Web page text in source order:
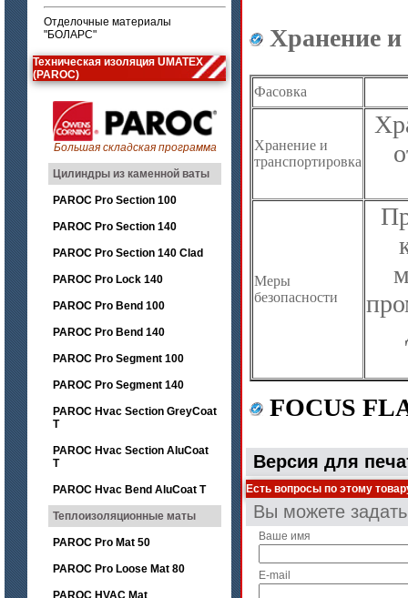
Отделочные материалы
"БОЛАРС"
Техническая изоляция UMATEX
(PAROC)
Большая складская программа
Цилиндры из каменной ваты
PAROC Pro Section 100
PAROC Pro Section 140
PAROC Pro Section 140 Clad
PAROC Pro Lock 140
PAROC Pro Bend 100
PAROC Pro Bend 140
PAROC Pro Segment 100
PAROC Pro Segment 140
PAROC Hvac Section GreyCoat
T
PAROC Hvac Section AluCoat
T
PAROC Hvac Bend AluCoat T
Теплоизоляционные маты
PAROC Pro Mat 50
PAROC Pro Loose Mat 80
PAROC HVAC Mat
Хранение и
Фасовка
Хранение и
транспортировка
Меры
безопасности
FOCUS
Версия для
Есть вопросы по этому
Вы можете
Ваше имя
E-mail